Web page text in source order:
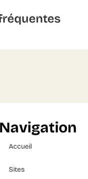
Navigation
Accueil
Sites